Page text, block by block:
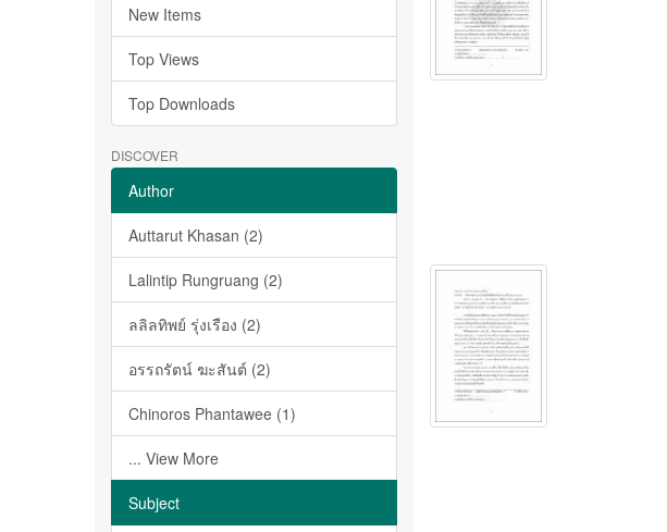
New Items
Top Views
Top Downloads
DISCOVER
Author
Auttarut Khasan (2)
Lalintip Rungruang (2)
ลลิลทิพย์ รุ่งเรือง (2)
อรรถรัตน์ ฆะสันต์ (2)
Chinoros Phantawee (1)
... View More
Subject